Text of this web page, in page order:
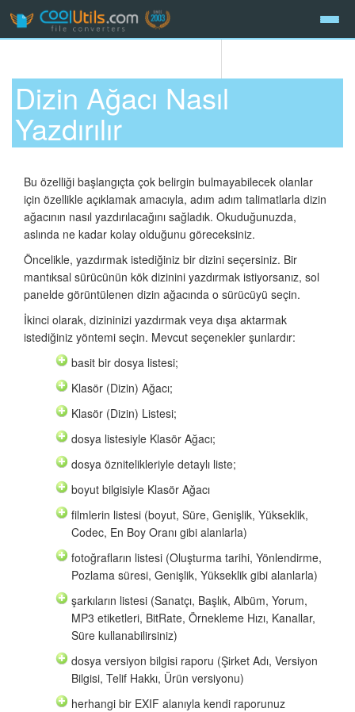
Dizin Ağacı Nasıl
Yazdırılır
Bu özelliği başlangıçta çok belirgin bulmayabilecek olanlar
için özellikle açıklamak amacıyla, adım adım talimatlarla dizin
ağacının nasıl yazdırılacağını sağladık. Okuduğunuzda,
aslında ne kadar kolay olduğunu göreceksiniz.
Öncelikle, yazdırmak istediğiniz bir dizini seçersiniz. Bir
mantıksal sürücünün kök dizinini yazdırmak istiyorsanız, sol
panelde görüntülenen dizin ağacında o sürücüyü seçin.
İkinci olarak, dizininizi yazdırmak veya dışa aktarmak
istediğiniz yöntemi seçin. Mevcut seçenekler şunlardır:
basit bir dosya listesi;
Klasör (Dizin) Ağacı;
Klasör (Dizin) Listesi;
dosya listesiyle Klasör Ağacı;
dosya öznitelikleriyle detaylı liste;
boyut bilgisiyle Klasör Ağacı
filmlerin listesi (boyut, Süre, Genişlik, Yükseklik,
Codec, En Boy Oranı gibi alanlarla)
fotoğrafların listesi (Oluşturma tarihi, Yönlendirme,
Pozlama süresi, Genişlik, Yükseklik gibi alanlarla)
şarkıların listesi (Sanatçı, Başlık, Albüm, Yorum,
MP3 etiketleri, BitRate, Örnekleme Hızı, Kanallar,
Süre kullanabilirsiniz)
dosya versiyon bilgisi raporu (Şirket Adı, Versiyon
Bilgisi, Telif Hakkı, Ürün versiyonu)
herhangi bir EXIF alanıyla kendi raporunuz